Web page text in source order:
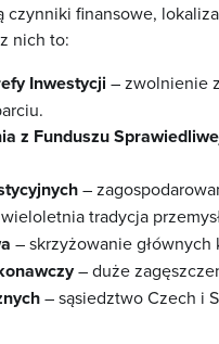
finansowe,
nich to:
Inwestycji – zwolnienie
z Funduszu
–
tradycja
– skrzyżowanie
– duże
– sąsiedztwo Czech i